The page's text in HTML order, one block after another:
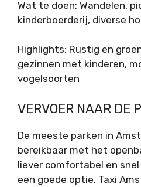
Wat te doen: Wandelen,
kinderboerderij, diverse
Highlights: Rustig en
gezinnen met kinderen,
vogelsoorten
VERVOER NAAR DE
De meeste parken in
bereikbaar met het
liever comfortabel en
een goede optie. Taxi